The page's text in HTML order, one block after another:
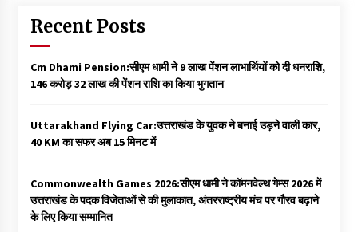
Recent Posts
Cm Dhami Pension:सीएम धामी ने 9 लाख पेंशन लाभार्थियों को दी धनराशि, ₹
146 करोड़ 32 लाख की पेंशन राशि का किया भुगतान
Uttarakhand Flying Car:उत्तराखंड के युवक ने बनाई उड़ने वाली कार,
40 KM का सफर अब 15 मिनट में
Commonwealth Games 2026:सीएम धामी ने कॉमनवेल्थ गेम्स 2026 में
उत्तराखंड के पदक विजेताओं से की मुलाकात, अंतरराष्ट्रीय मंच पर गौरव बढ़ाने
के लिए किया सम्मानित